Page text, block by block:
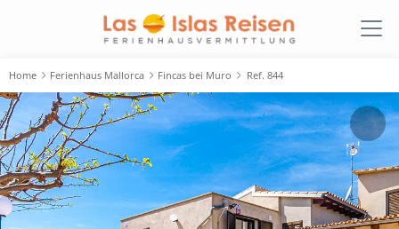
Home Ferienhaus Mallorca Fincas bei Muro Ref. 844